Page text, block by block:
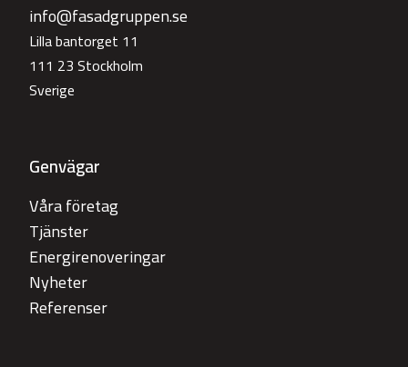
info@fasadgruppen.se
Lilla bantorget 11
111 23 Stockholm
Sverige
Genvägar
Våra företag
Tjänster
Energirenoveringar
Nyheter
Referenser